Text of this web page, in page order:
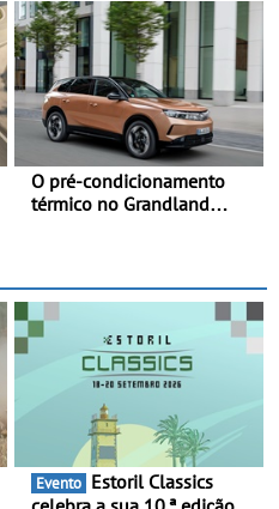
condução adaptativo plus,
estacion. assistido e
assistente de marcha-atrás
O pré-condicionamento
térmico no Grandland
Evento